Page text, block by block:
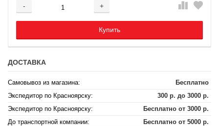
- +
Добавляется...
Купить
Добавлен
ДОСТАВКА
Самовывоз из магазина:
Бесплатно
Экспедитор по Красноярску:
300 р. до 3000 р.
Экспедитор по Красноярску:
Бесплатно от 3000 р.
До транспортной компании:
Бесплатно от 5000 р.